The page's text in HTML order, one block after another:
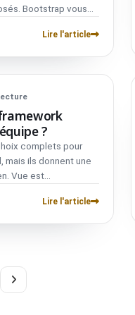
Bootstrap vous
des classesLire l'article
?
complets pour
ils donnent une
Vue est
tandis qu'Angular
dont votre équipe a
que la base de
Lire l'article